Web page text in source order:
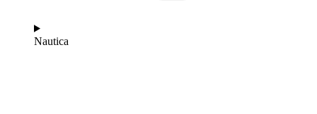
Nautica